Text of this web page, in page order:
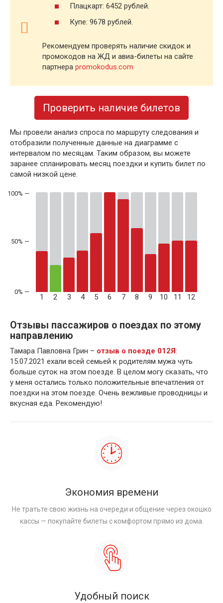
Плацкарт: 6452 рублей.
Купе: 9678 рублей.
Рекомендуем проверять наличие скидок и
промокодов на ЖД и авиа-билеты на сайте
партнера promokodus.com
Проверить наличие билетов
Мы провели анализ спроса по маршруту следования и
отобразили полученные данные на диаграмме с
интервалом по месяцам. Таким образом, вы можете
заранее спланировать месяц поездки и купить билет по
самой низкой цене.
50% —
1 2 3 4 5 6 7 8 9 10 11 12
Отзывы пассажиров о поездах по этому
направлению
Тамара Павловна Грин – отзыв о поезде 012Я:
15.07.2021 ехали всей семьей к родителям мужа чуть
больше суток на этом поезде. В целом могу сказать, что
у меня остались только положительные впечатления от
поездки на этом поезде. Очень вежливые проводницы и
вкусная еда. Рекомендую!
Экономия времени
Не тратьте свою жизнь на очереди и общение через окошко
кассы — покупайте билеты с комфортом прямо из дома.
Удобный поиск